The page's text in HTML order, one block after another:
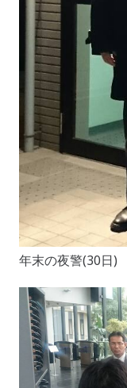
年末の夜警(30日)